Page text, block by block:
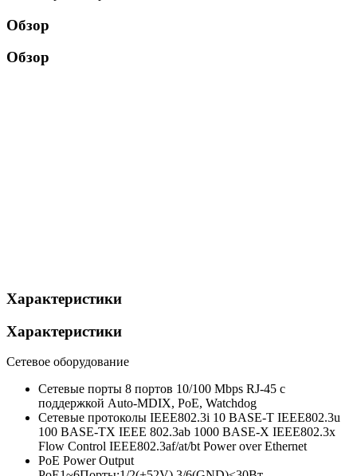
Обзор
Обзор
Характеристики
Характеристики
Сетевое оборудование
Сетевые порты 8 портов 10/100 Mbps RJ-45 с
поддержкой Auto-MDIX, PoE, Watchdog
Сетевые протоколы IEEE802.3i 10 BASE-T IEEE802.3u
100 BASE-TX IEEE 802.3ab 1000 BASE-X IEEE802.3x
Flow Control IEEE802.3af/at/bt Power over Ethernet
PoE Power Output